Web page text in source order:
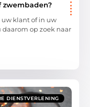
zwembaden?
klant of in uw
op zoek naar
DIENSTVERLENING